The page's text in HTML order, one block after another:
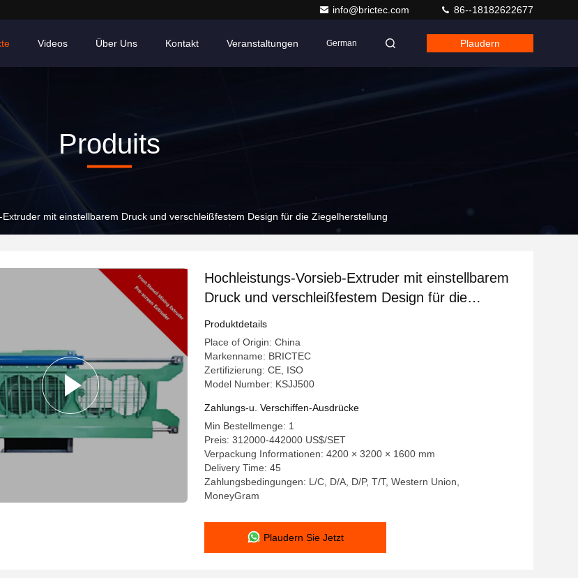
info@brictec.com 86--18182622677
Videos Über Uns Kontakt Veranstaltungen German Plaudern
Produits
Extruder mit einstellbarem Druck und verschleißfestem Design für die Ziegelherstellung
Hochleistungs-Vorsieb-Extruder mit einstellbarem
Druck und verschleißfestem Design für die
Ziegelherstellung
Produktdetails
Place of Origin: China
Markenname: BRICTEC
Zertifizierung: CE, ISO
Model Number: KSJJ500
Zahlungs-u. Verschiffen-Ausdrücke
Min Bestellmenge: 1
Preis: 312000-442000 US$/SET
Verpackung Informationen: 4200 × 3200 × 1600 mm
Delivery Time: 45
Zahlungsbedingungen: L/C, D/A, D/P, T/T, Western Union,
MoneyGram
Plaudern Sie Jetzt